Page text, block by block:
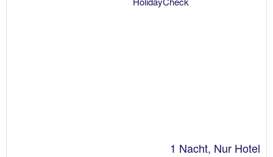
1 Nacht, Nur Hotel